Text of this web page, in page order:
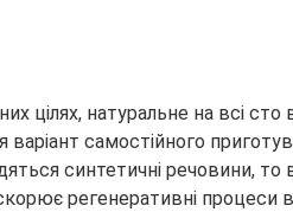
натуральне на всі сто
самостійного
синтетичні речовини, то
регенеративні процеси в